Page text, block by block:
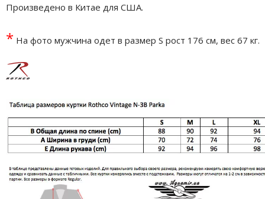
Произведено в Китае для США.
* На фото мужчина одет в размер S рост 176 см, вес 67 кг.